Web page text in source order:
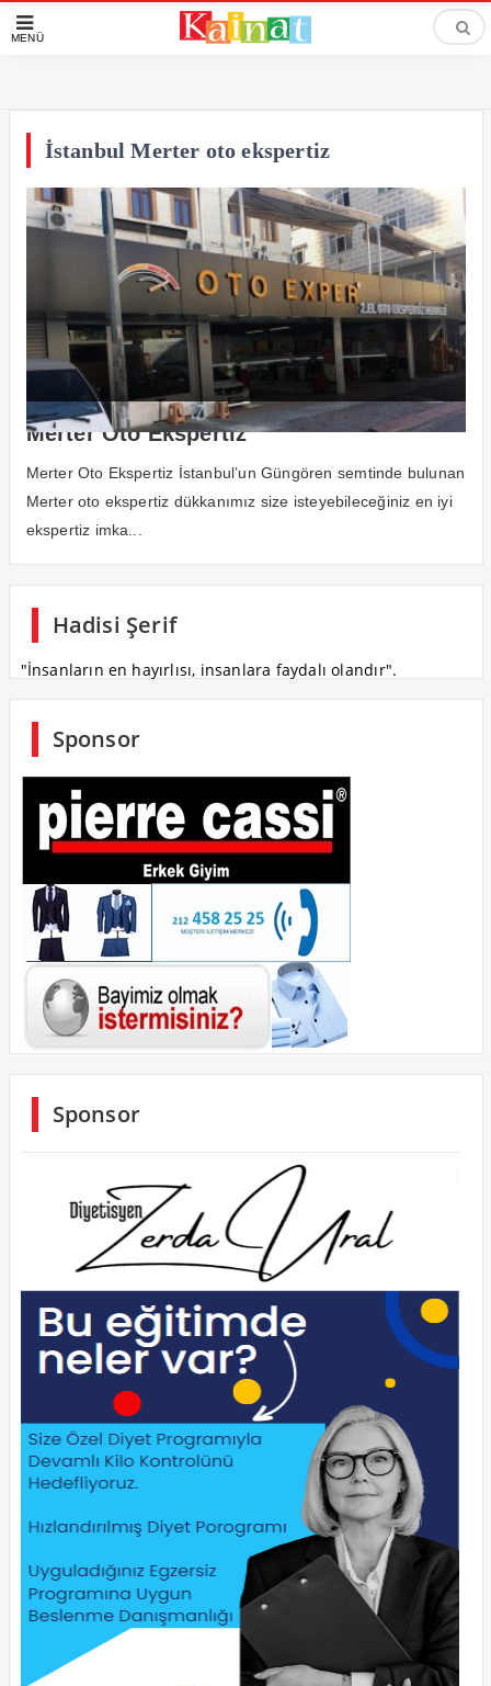
MENÜ
İstanbul Merter oto ekspertiz
Merter Oto Ekspertiz
Merter Oto Ekspertiz İstanbul’un Güngören semtinde bulunan
Merter oto ekspertiz dükkanımız size isteyebileceğiniz en iyi
ekspertiz imka...
Hadisi Şerif
"İnsanların en hayırlısı, insanlara faydalı olandır".
Sponsor
Sponsor